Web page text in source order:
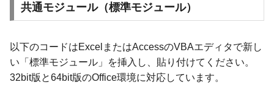
共通モジュール（標準モジュール）
以下のコードはExcelまたはAccessのVBAエディタで新し
い「標準モジュール」を挿入し、貼り付けてください。
32bit版と64bit版のOffice環境に対応しています。